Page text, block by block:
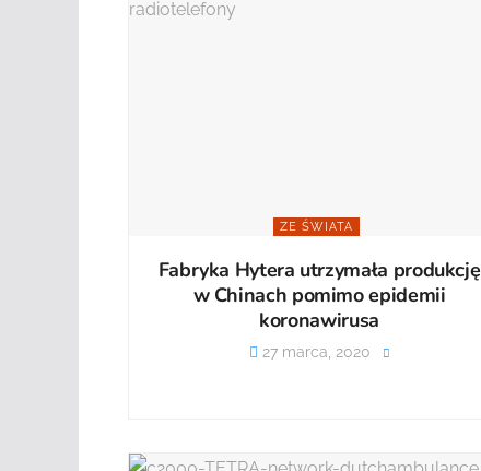
ZE ŚWIATA
Fabryka Hytera utrzymała produkcję
w Chinach pomimo epidemii
koronawirusa
27 marca, 2020